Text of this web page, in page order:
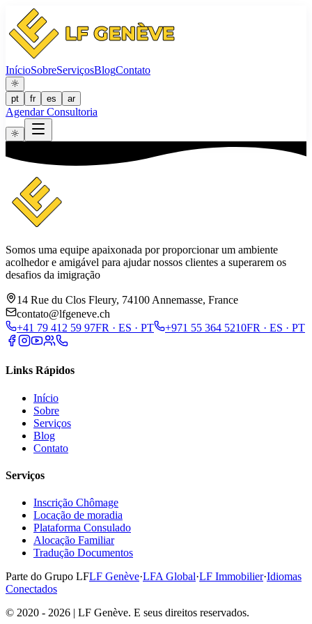
InícioSobreServiçosBlogContato
pt fr es ar
Agendar Consultoria
Somos uma equipe apaixonada por proporcionar um ambiente
acolhedor e amigável para ajudar nossos clientes a superarem os
desafios da imigração
14 Rue du Clos Fleury, 74100 Annemasse, France
contato@lfgeneve.ch
+41 79 412 59 97FR · ES · PT +971 55 364 5210FR · ES · PT
Links Rápidos
Início
Sobre
Serviços
Blog
Contato
Serviços
Inscrição Chômage
Locação de moradia
Plataforma Consulado
Alocação Familiar
Tradução Documentos
Parte do Grupo LFLF Genève·LFA Global·LF Immobilier·Idiomas
Conectados
© 2020 - 2026 | LF Genève. E seus direitos reservados.